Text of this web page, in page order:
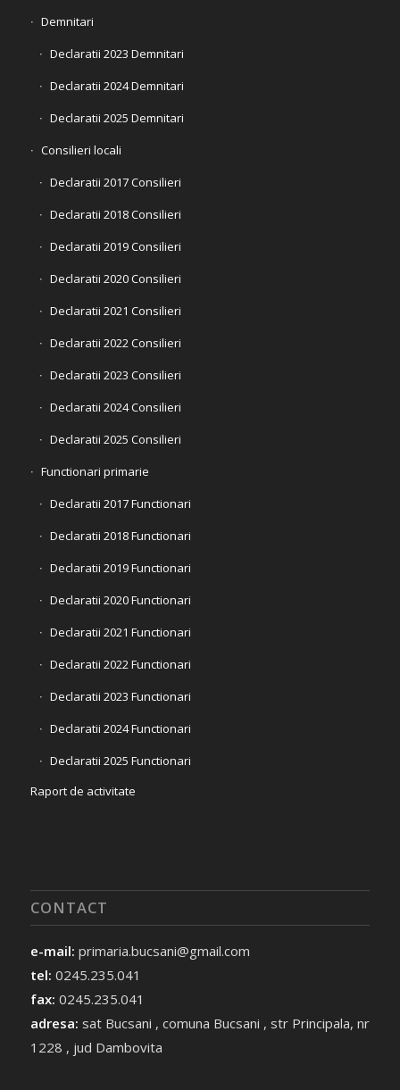
Demnitari
Declaratii 2023 Demnitari
Declaratii 2024 Demnitari
Declaratii 2025 Demnitari
Consilieri locali
Declaratii 2017 Consilieri
Declaratii 2018 Consilieri
Declaratii 2019 Consilieri
Declaratii 2020 Consilieri
Declaratii 2021 Consilieri
Declaratii 2022 Consilieri
Declaratii 2023 Consilieri
Declaratii 2024 Consilieri
Declaratii 2025 Consilieri
Functionari primarie
Declaratii 2017 Functionari
Declaratii 2018 Functionari
Declaratii 2019 Functionari
Declaratii 2020 Functionari
Declaratii 2021 Functionari
Declaratii 2022 Functionari
Declaratii 2023 Functionari
Declaratii 2024 Functionari
Declaratii 2025 Functionari
Raport de activitate
CONTACT
e-mail: primaria.bucsani@gmail.com
tel: 0245.235.041
fax: 0245.235.041
adresa: sat Bucsani , comuna Bucsani , str Principala, nr
1228 , jud Dambovita